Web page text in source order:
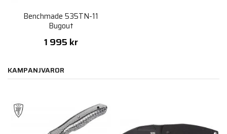
Benchmade 535TN-11
Bugout
1 995 kr
KAMPANJVAROR